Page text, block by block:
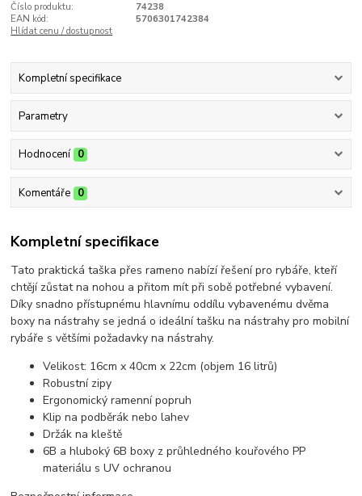
Číslo produktu:
74238
EAN kód:
5706301742384
Hlídat cenu / dostupnost
Kompletní specifikace
Parametry
Hodnocení 0
Komentáře 0
Kompletní specifikace
Tato praktická taška přes rameno nabízí řešení pro rybáře, kteří
chtějí zůstat na nohou a přitom mít při sobě potřebné vybavení.
Díky snadno přístupnému hlavnímu oddílu vybavenému dvěma
boxy na nástrahy se jedná o ideální tašku na nástrahy pro mobilní
rybáře s většími požadavky na nástrahy.
Velikost: 16cm x 40cm x 22cm (objem 16 litrů)
Robustní zipy
Ergonomický ramenní popruh
Klip na podběrák nebo lahev
Držák na kleště
6B a hluboký 6B boxy z průhledného kouřového PP
materiálu s UV ochranou